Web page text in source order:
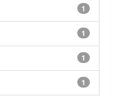
1
1
1
1